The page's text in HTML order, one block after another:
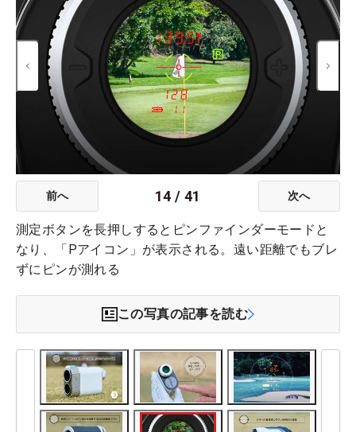
前へ 14 /41 次へ
測定ボタンを長押しするとピンファインダーモードと
なり、「Pアイコン」が表示される。遠い距離でもブレ
ずにピンが測れる
この写真の記事を読む